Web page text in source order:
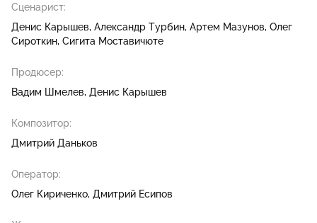
Сценарист:
Денис Карышев Александр Турбин Артем Мазунов Олег
Сироткин Сигита Моставичюте
Продюсер:
Вадим Шмелев Денис Карышев
Композитор:
Дмитрий Даньков
Оператор:
Олег Кириченко Дмитрий Есипов